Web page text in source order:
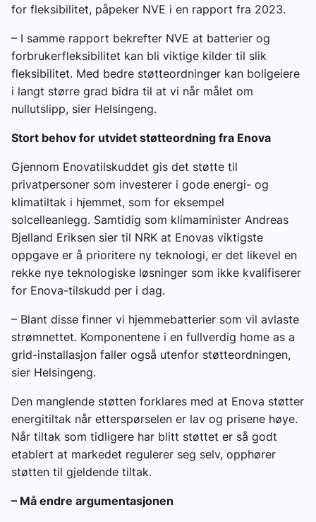
for fleksibilitet, påpeker NVE i en rapport fra 2023.
– I samme rapport bekrefter NVE at batterier og
forbrukerfleksibilitet kan bli viktige kilder til slik
fleksibilitet. Med bedre støtteordninger kan boligeiere
i langt større grad bidra til at vi når målet om
nullutslipp, sier Helsingeng.
Stort behov for utvidet støtteordning fra Enova
Gjennom Enovatilskuddet gis det støtte til
privatpersoner som investerer i gode energi- og
klimatiltak i hjemmet, som for eksempel
solcelleanlegg. Samtidig som klimaminister Andreas
Bjelland Eriksen sier til NRK at Enovas viktigste
oppgave er å prioritere ny teknologi, er det likevel en
rekke nye teknologiske løsninger som ikke kvalifiserer
for Enova-tilskudd per i dag.
– Blant disse finner vi hjemmebatterier som vil avlaste
strømnettet. Komponentene i en fullverdig home as a
grid-installasjon faller også utenfor støtteordningen,
sier Helsingeng.
Den manglende støtten forklares med at Enova støtter
energitiltak når etterspørselen er lav og prisene høye.
Når tiltak som tidligere har blitt støttet er så godt
etablert at markedet regulerer seg selv, opphører
støtten til gjeldende tiltak.
– Må endre argumentasjonen